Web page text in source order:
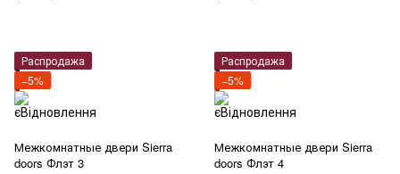
Распродажа
−5%
Межкомнатные двери Sierra
doors Флэт 3
Распродажа
−5%
Межкомнатные двери Sierra
doors Флэт 4